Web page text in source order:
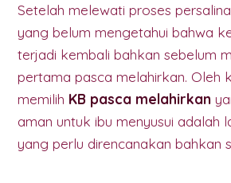
Setelah melewati proses
yang belum mengetahui bahwa
terjadi kembali bahkan sebelum
pertama pasca melahirkan. Oleh
memilih KB pasca melahirkan
aman untuk ibu menyusui adalah
yang perlu direncanakan bahkan